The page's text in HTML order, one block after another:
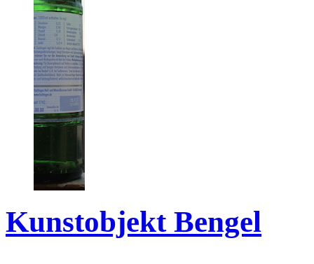
Kunstobjekt Bengel